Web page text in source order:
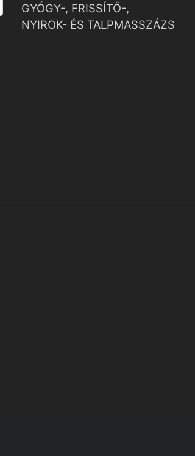
GYÓGY-, FRISSÍTŐ-,
NYIROK- ÉS TALPMASSZÁZS